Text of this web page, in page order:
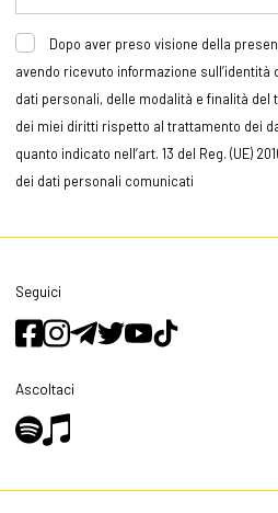
Dopo aver preso visione della
avendo ricevuto informazione
dati personali, delle modalità e finalità
dei miei diritti rispetto al trattamento dei
quanto indicato nell’art. 13 del Reg. (UE)
dei dati personali comunicati
Seguici
Ascoltaci